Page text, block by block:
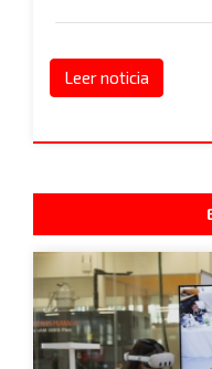
Leer noticia